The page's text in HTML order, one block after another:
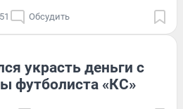
Обсудить
украсть деньги с
футболиста «КС»